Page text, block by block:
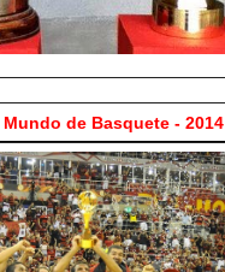
de Basquete - 2014